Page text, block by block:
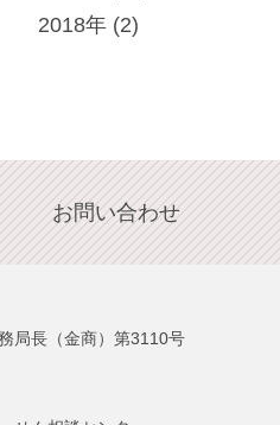
2018年 (2)
お問い合わせ
局長（金商）第3110号